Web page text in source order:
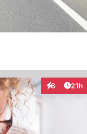
8
Interaktionen
21h